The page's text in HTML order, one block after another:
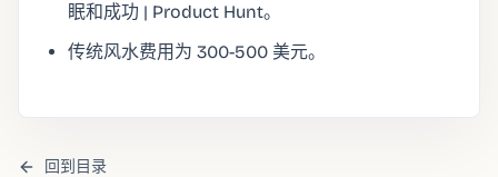
眠和成功 | Product Hunt。
传统风水费用为 300-500 美元。
回到目录